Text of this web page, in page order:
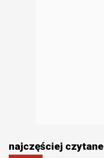
najczęściej czytane